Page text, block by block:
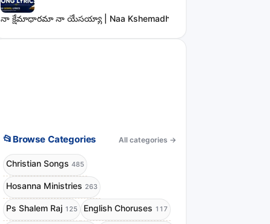
నా క్షేమాధారమా నా యేసయ్యా | Naa Kshemadharama Naa Yesayya
📂 Browse Categories All categories →
Christian Songs 485
Hosanna Ministries 263
Ps Shalem Raj 125 English Choruses 117